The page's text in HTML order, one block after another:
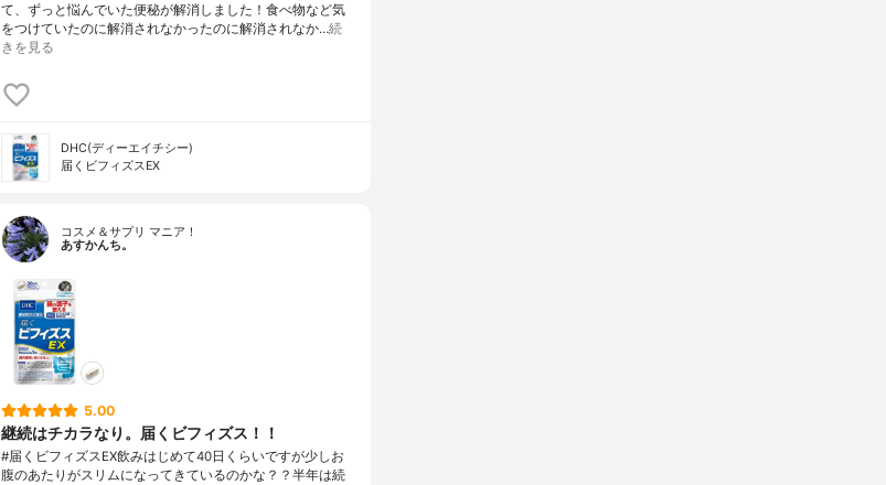
て、ずっと悩んでいた便秘が解消しました！食べ物など気
をつけていたのに解消されなかったのに解消されなか…続
きを見る
DHC(ディーエイチシー)
届くビフィズスEX
コスメ＆サプリ マニア！
あすかんち。
5.00
継続はチカラなり。届くビフィズス！！
#届くビフィズスEX飲みはじめて40日くらいですが少しお
腹のあたりがスリムになってきているのかな？？半年は続